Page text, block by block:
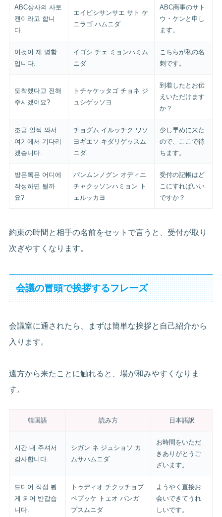
ABC상사의 사토
켄이라고 합니
다.
エイビシサンサエ サト ケ
ニラゴ ハムニダ
ABC商事のサト
ウ・ケンと申し
ます。
이것이 제 명함
입니다.
イゴシ チェ ミョンハミム
ニダ
こちらが私の名
刺です。
도착했다고 전해
주시겠어요?
トチャケッタゴ チョネ ジ
ュシゲッソヨ
到着したとお伝
えいただけます
か？
조금 일찍 와서
여기에서 기다리
겠습니다.
チョグム イルッチク ワソ
ヨギエソ キダリゲッスム
ニダ
少し早めに来た
ので、ここで待
ちます。
방문록은 어디에
작성하면 될까
요?
パンムンノグン オディエ
チャクッソンハミョン ト
ェルッカヨ
受付の記帳はど
こにすればいい
ですか？
約束の時間と相手の名前をセットで言うと、受付が取り
次ぎやすくなります。
会議の冒頭で挨拶するフレーズ
会議室に通されたら、まずは簡単な挨拶と自己紹介から
入ります。
遠方から来たことに触れると、場が和みやすくなりま
す。
韓国語 読み方 日本語訳
시간 내 주셔서
감사합니다.
シガン ネ ジュショソ カ
ムサハムニダ
お時間をいただ
きありがとうご
ざいます。
드디어 직접 뵙
게 되어 반갑습
니다.
トゥディオ チクッチョプ
ペプッケ トェオ パンガ
プスムニダ
ようやく直接お
会いできてうれ
しいです。